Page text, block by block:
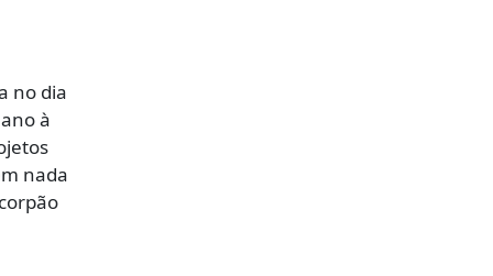
no dia
à
nada